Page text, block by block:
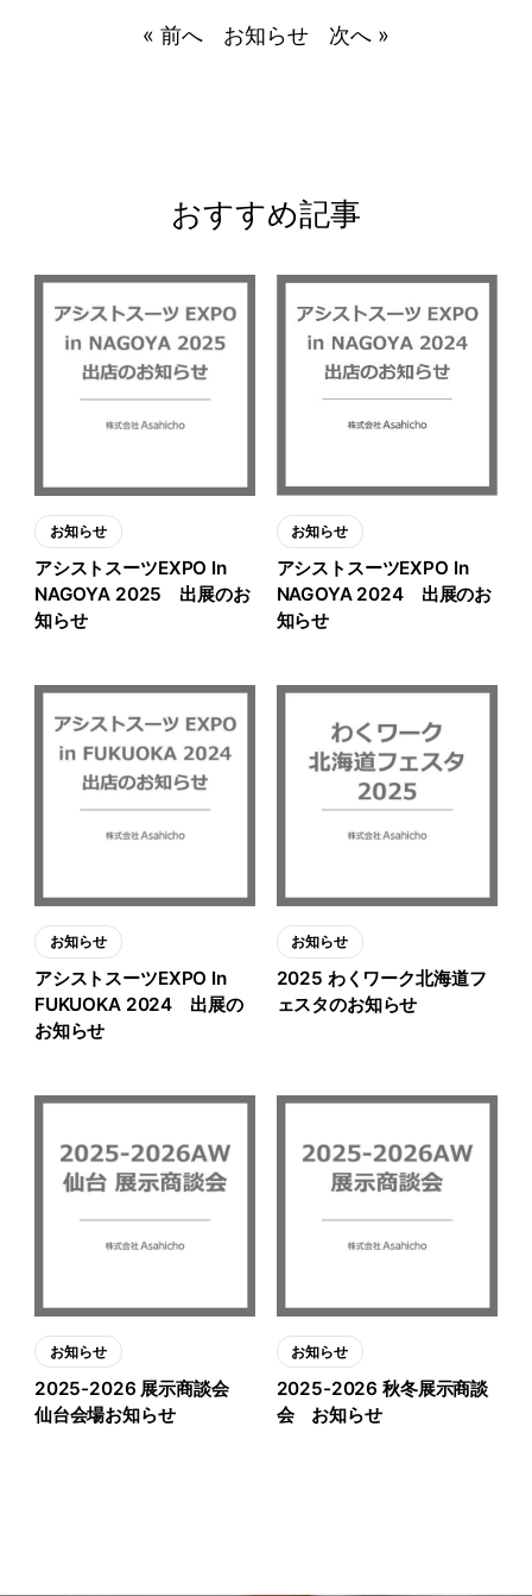
« 前へ お知らせ 次へ »
おすすめ記事
お知らせ
アシストスーツEXPO In
NAGOYA 2025 出展のお
知らせ
お知らせ
アシストスーツEXPO In
NAGOYA 2024 出展のお
知らせ
お知らせ
アシストスーツEXPO In
FUKUOKA 2024 出展の
お知らせ
お知らせ
2025 わくワーク北海道フ
ェスタのお知らせ
お知らせ
2025-2026 展示商談会
仙台会場お知らせ
お知らせ
2025-2026 秋冬展示商談
会 お知らせ